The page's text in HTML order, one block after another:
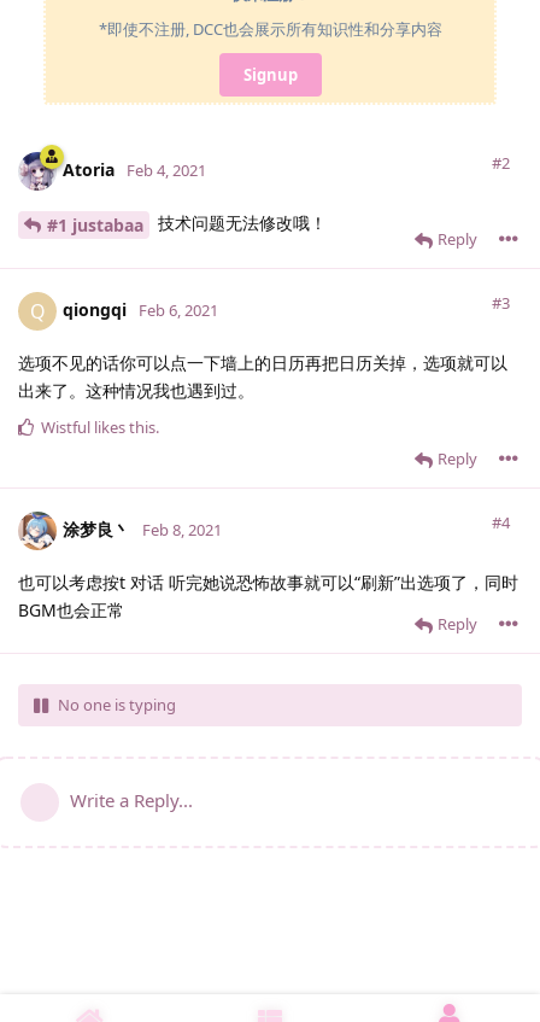
*即使不注册, DCC也会展示所有知识性和分享内容
Signup
Atoria #2
Feb 4, 2021
#1 justabaa 技术问题无法修改哦！
Reply
Q qiongqi #3
Feb 6, 2021
选项不见的话你可以点一下墙上的日历再把日历关掉，选项就可以
出来了。这种情况我也遇到过。
Reply
Wistful likes this.
涂梦良丶 #4
Feb 8, 2021
也可以考虑按t 对话 听完她说恐怖故事就可以“刷新”出选项了，同时
BGM也会正常
Reply
No one is typing
Write a Reply...